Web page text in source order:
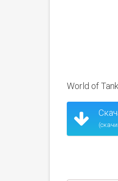
World of